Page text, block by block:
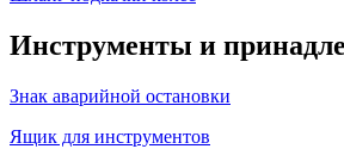
Инструменты и
Знак аварийной остановки
Ящик для инструментов